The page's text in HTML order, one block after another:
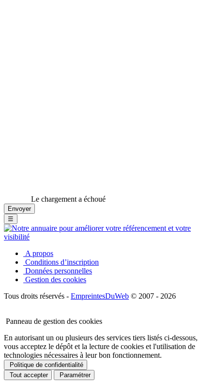
Le chargement a échoué
☰
A propos
Conditions d’inscription
Données personnelles
Gestion des cookies
Tous droits réservés - EmpreintesDuWeb © 2007 - 2026
Panneau de gestion des cookies
En autorisant un ou plusieurs des services tiers listés ci-dessous,
vous acceptez le dépôt et la lecture de cookies et l'utilisation de
technologies nécessaires à leur bon fonctionnement.
Politique de confidentialité
Tout accepter
Paramétrer